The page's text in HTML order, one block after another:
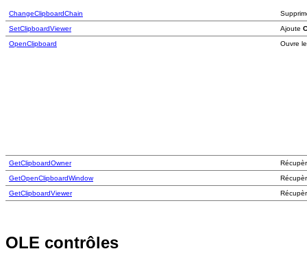
ChangeClipboardChain
SetClipboardViewer
Ajoute
OpenClipboard
Ouvre
GetClipboardOwner
GetOpenClipboardWindow
GetClipboardViewer
OLE contrôles